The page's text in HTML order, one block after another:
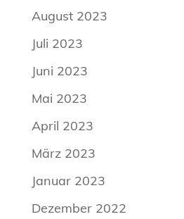
August 2023
Juli 2023
Juni 2023
Mai 2023
April 2023
März 2023
Januar 2023
Dezember 2022